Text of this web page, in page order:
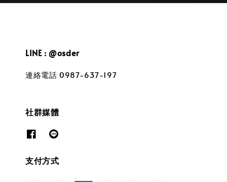
LINE : @osder
連絡電話 0987-637-197
社群媒體
支付方式